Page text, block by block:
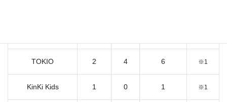
TOKIO 2 4 6 ※1
KinKi Kids 1 0 1 ※1